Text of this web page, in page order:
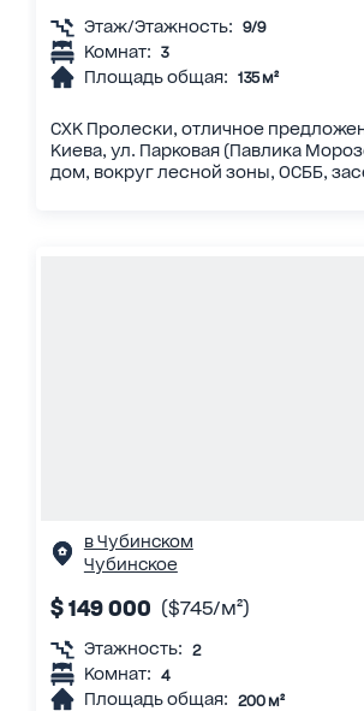
Этаж/Этажность: 9/9
Комнат: 3
Площадь общая: 135 м²
СХК Пролески, отличное
Киева, ул. Парковая (Павлика
дом, вокруг лесной зоны, ОСББ,
в Чубинском
Чубинское
$ 149 000 ($745/м²)
Этажность: 2
Комнат: 4
Площадь общая: 200 м²